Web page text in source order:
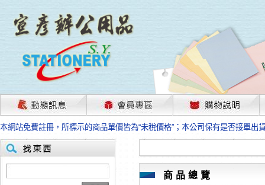
茲因國際情勢變化石油及塑化原物料波動漲幅甚大，部份上游供應商已採取
本網站免費註冊，所標示的商品單價皆為“未稅價格”；本公司保有是否接單出
HP、EPSON、CANON原廠耗材價格浮動，下單前請先跟客服人員確認最新
本網站免費註冊，所標示的商品單價皆為“未稅價格”；本公司保有是否接單出
匯款客戶請注意！因商品繁複來不及發現短缺，遂待客服人員跟您確認訂單
本網站免費註冊，所標示的商品單價皆為“未稅價格”；本公司保有是否接單出
商品總覽